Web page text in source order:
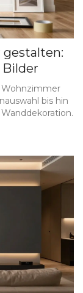
Bilder
Wohnzimmer
bis hin